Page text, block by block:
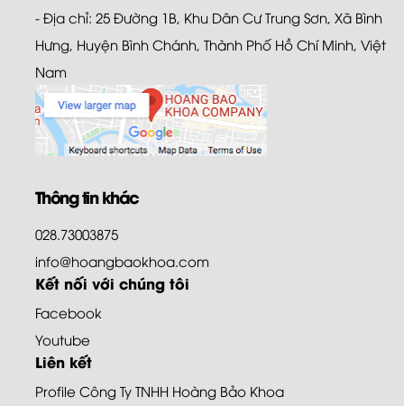
- Địa chỉ: 25 Đường 1B, Khu Dân Cư Trung Sơn, Xã Bình
Hưng, Huyện Bình Chánh, Thành Phố Hồ Chí Minh, Việt
Nam
Thông tin khác
028.73003875
info@hoangbaokhoa.com
Kết nối với chúng tôi
Facebook
Youtube
Liên kết
Profile Công Ty TNHH Hoàng Bảo Khoa